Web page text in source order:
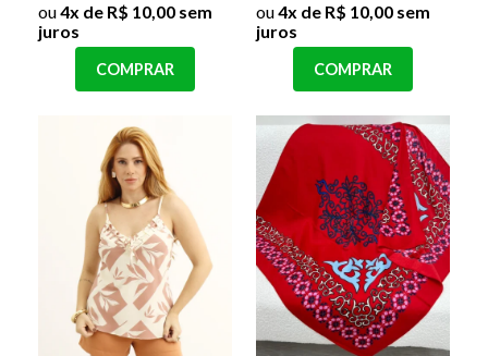
ou4x de R$ 10,00 sem
juros
COMPRAR
ou4x de R$ 10,00 sem
juros
COMPRAR